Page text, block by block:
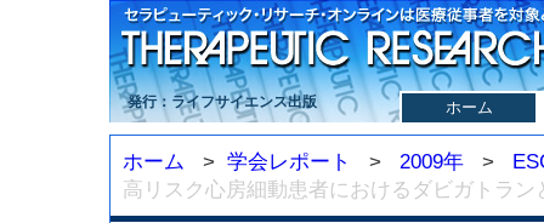
発行：ライフサイエンス出版 ホーム
ホーム > 学会レポート > 2009年 >
高リスク心房細動患者におけるダビガトラ